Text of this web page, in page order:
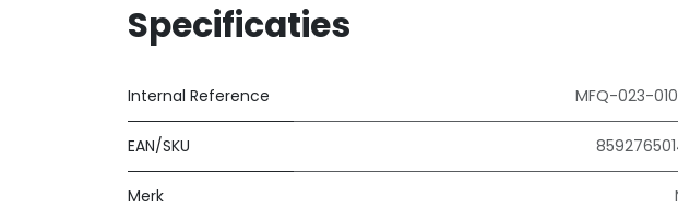
Specificaties
Internal Reference MFQ-023-
EAN/SKU
Merk